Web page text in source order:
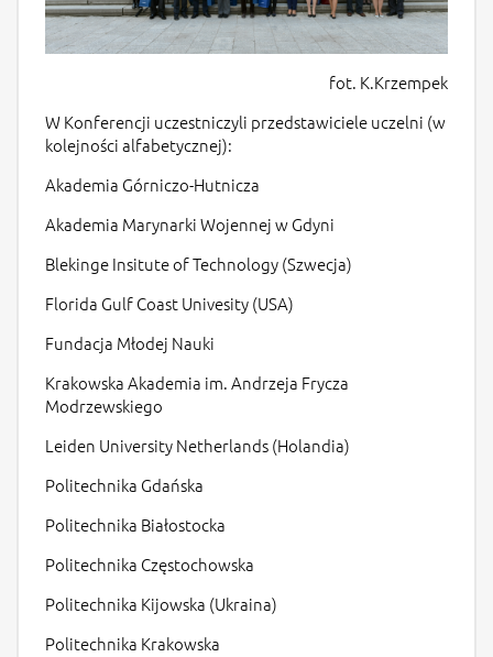
fot. K.Krzempek
W Konferencji uczestniczyli przedstawiciele uczelni (w
kolejności alfabetycznej):
Akademia Górniczo-Hutnicza
Akademia Marynarki Wojennej w Gdyni
Blekinge Insitute of Technology (Szwecja)
Florida Gulf Coast Univesity (USA)
Fundacja Młodej Nauki
Krakowska Akademia im. Andrzeja Frycza
Modrzewskiego
Leiden University Netherlands (Holandia)
Politechnika Gdańska
Politechnika Białostocka
Politechnika Częstochowska
Politechnika Kijowska (Ukraina)
Politechnika Krakowska